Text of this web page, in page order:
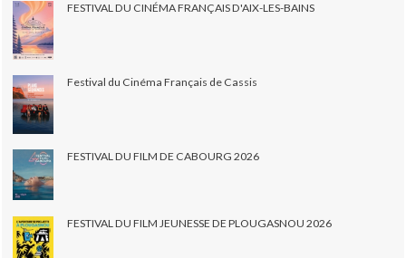
FESTIVAL DU CINÉMA FRANÇAIS D'AIX-LES-BAINS
Festival du Cinéma Français de Cassis
FESTIVAL DU FILM DE CABOURG 2026
FESTIVAL DU FILM JEUNESSE DE PLOUGASNOU 2026